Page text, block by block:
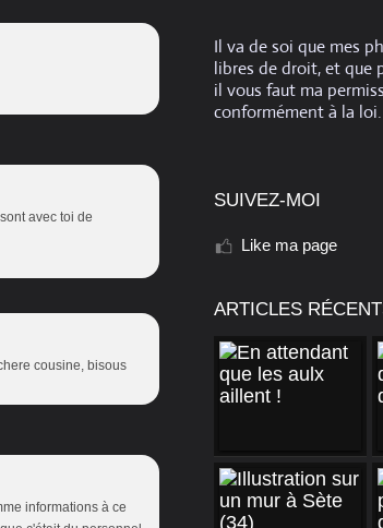
avec toi de
cousine, bisous
informations à ce
Il va de soi que mes
libres de droit, et que
il vous faut ma
conformément à la loi.
SUIVEZ-MOI
Like ma page
ARTICLES